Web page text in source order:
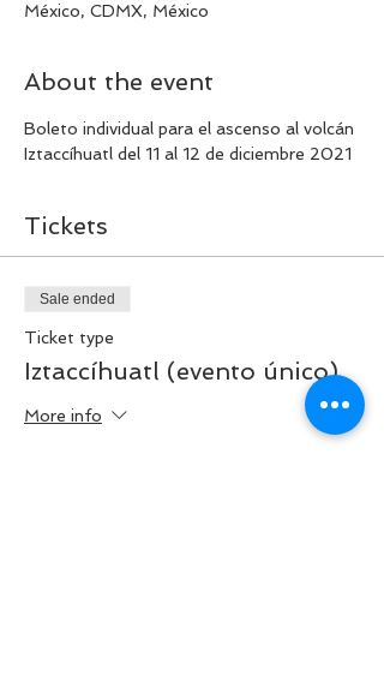
México, CDMX, México
About the event
Boleto individual para el ascenso al volcán
Iztaccíhuatl del 11 al 12 de diciembre 2021
Tickets
Sale ended
Ticket type
Iztaccíhuatl (evento único)
More info